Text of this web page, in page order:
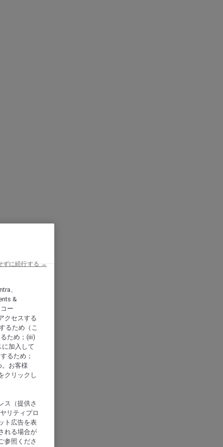
、
&
ー
クセスする
るため（こ
ため；(iii)
加入して
るため；
お客様
クリックし
ス（提供さ
リティプロ
ト広告を表
れる場合が
参照くださ
ずに続行する →